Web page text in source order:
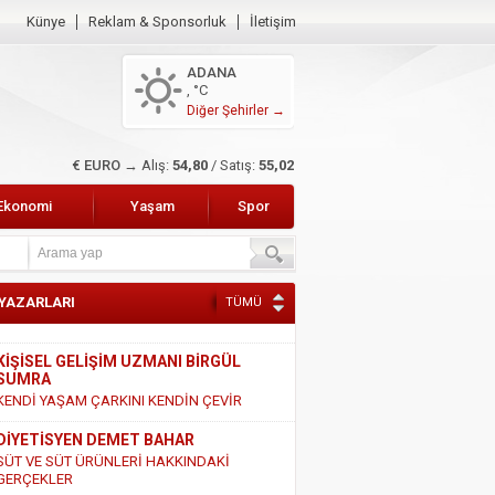
Künye Reklam & Sponsorluk İletişim
ADANA
, °C
Diğer Şehirler →
$ DOLAR → Alış: 47,47 / Satış: 47,66
Yaşam Spor
TÜMÜ
GELİŞİM UZMANI BİRGÜL
YAŞAM ÇARKINI KENDİN ÇEVİR
DEMET BAHAR
VE SÜT ÜRÜNLERİ HAKKINDAKİ